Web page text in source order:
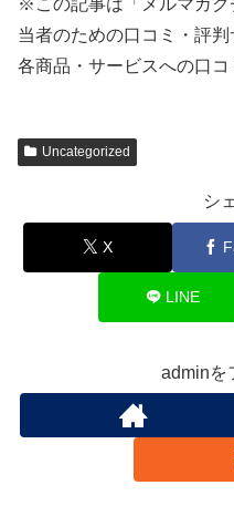
当者のための口コミ・評
各商品・サービスへの口コ
Uncategorized
シ
X
LINE
adminを